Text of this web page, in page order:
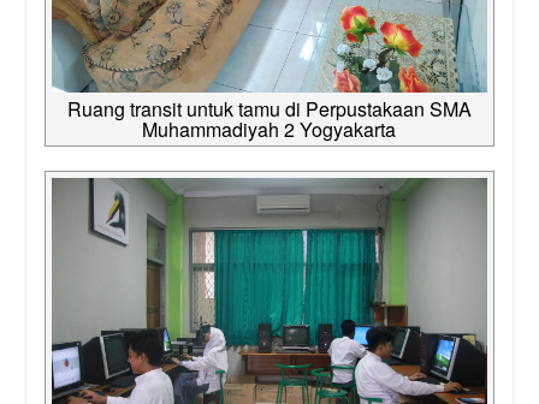
Ruang transit untuk tamu di Perpustakaan SMA
Muhammadiyah 2 Yogyakarta